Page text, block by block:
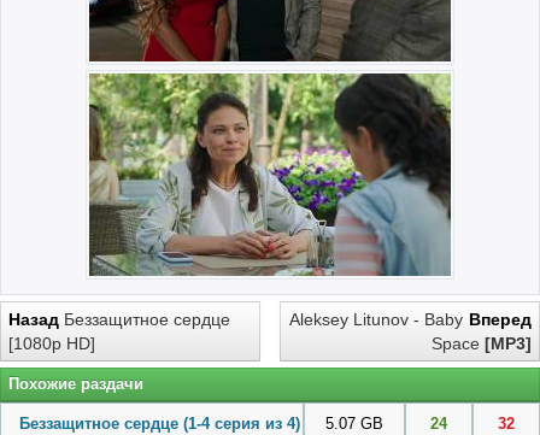
Назад Беззащитное сердце
[1080p HD]
Вперед
Aleksey Litunov - Baby
Space [MP3]
Похожие раздачи
Беззащитное сердце (1-4 серия из 4)
5.07 GB 24 32